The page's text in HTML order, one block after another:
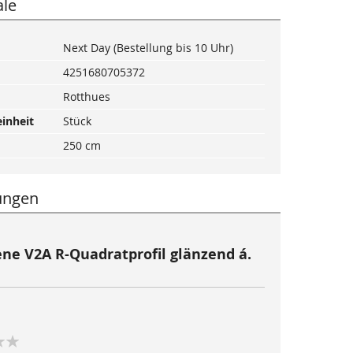
Next Day (Bestellung bis 10 Uhr)
4251680705372
Rotthues
Stück
250 cm
V2A R-Quadratprofil glänzend á.